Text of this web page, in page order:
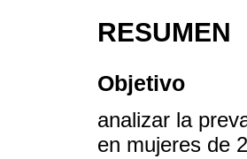
RESUMEN
Objetivo
analizar la
en mujeres de